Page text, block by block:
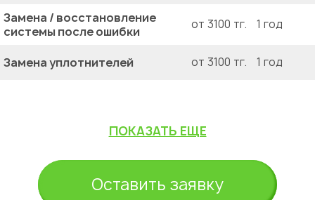
Замена / восстановление
системы после ошибки
от 3100 тг. 1 год
Замена уплотнителей от 3100 тг. 1 год
ПОКАЗАТЬ ЕЩЕ
Оставить заявку